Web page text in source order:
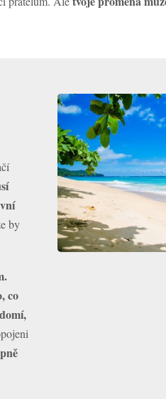
by
co